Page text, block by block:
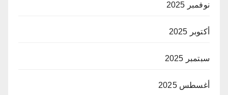
نوفمبر 2025
أكتوبر 2025
سبتمبر 2025
أغسطس 2025